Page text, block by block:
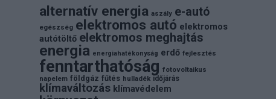
alternatív energia aszály e-autó
egészség elektromos autó elektromos
autótöltő elektromos meghajtás
energia energiahatékonyság erdő fejlesztés
fenntarthatóság fotovoltaikus
napelem földgáz fűtés hulladék időjárás
klímaváltozás klímavédelem